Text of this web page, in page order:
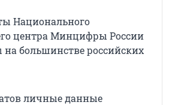
Национального
центра Минцифры России
на большинстве российских
личные данные